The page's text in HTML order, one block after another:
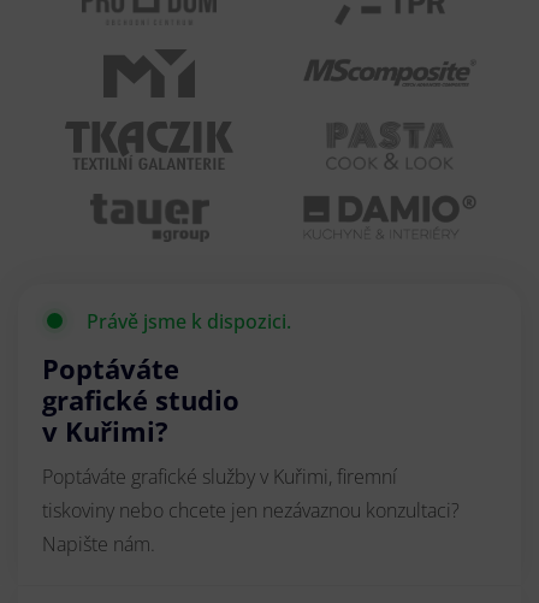
Právě jsme k dispozici.
Poptáváte
grafické studio
v Kuřimi?
Poptáváte grafické služby v Kuřimi, firemní
tiskoviny nebo chcete jen nezávaznou konzultaci?
Napište nám.